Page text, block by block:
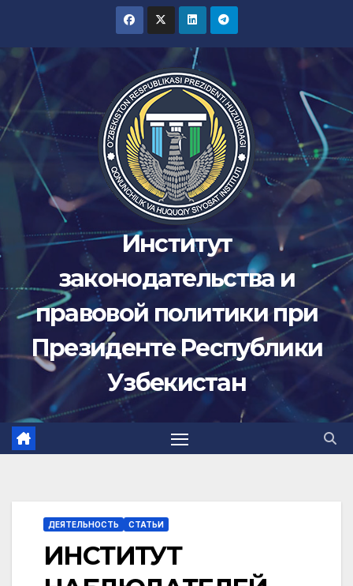
содержимому
Институт
законодательства и
правовой политики при
Президенте Республики
Узбекистан
ДЕЯТЕЛЬНОСТЬ СТАТЬИ
ИНСТИТУТ